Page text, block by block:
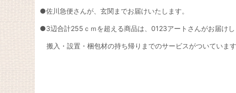
●佐川急便さんが、玄関までお届けいたします。
●3辺合計255ｃｍを超える商品は、0123アートさんがお届け
搬入・設置・梱包材の持ち帰りまでのサービスがついています